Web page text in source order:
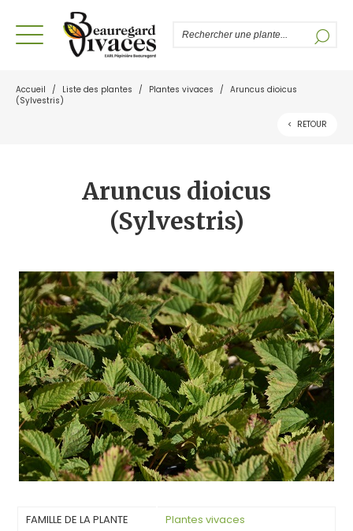
Accueil / Liste des plantes / Plantes vivaces / Aruncus dioicus
(Sylvestris)
< RETOUR
Aruncus dioicus
(Sylvestris)
FAMILLE DE LA PLANTE
Plantes vivaces